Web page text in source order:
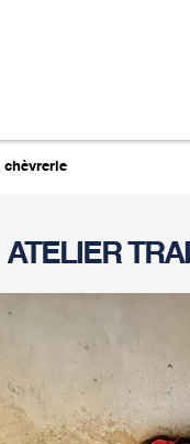
chèvrerie
ATELIER